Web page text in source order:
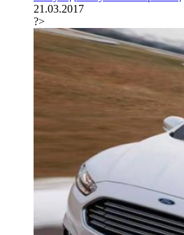
21.03.2017
?>